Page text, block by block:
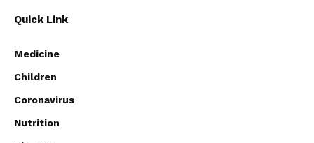
Quick Link
Medicine
Children
Coronavirus
Nutrition